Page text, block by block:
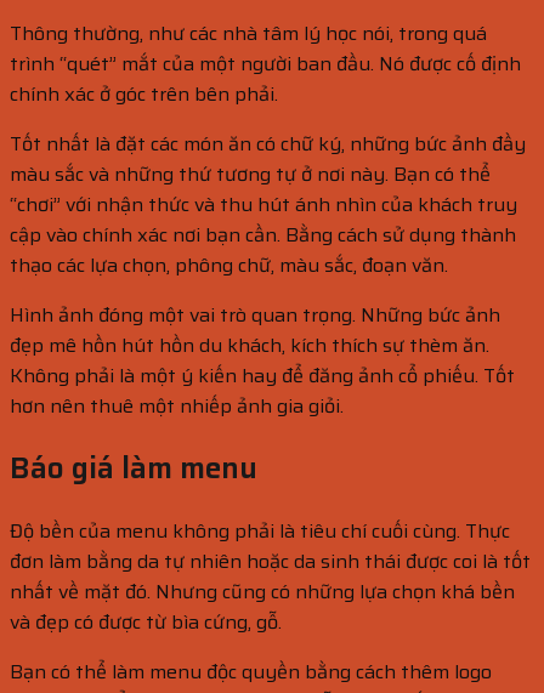
Thông thường, như các nhà tâm lý học nói, trong quá
trình “quét” mắt của một người ban đầu. Nó được cố định
chính xác ở góc trên bên phải.
Tốt nhất là đặt các món ăn có chữ ký, những bức ảnh đầy
màu sắc và những thứ tương tự ở nơi này. Bạn có thể
“chơi” với nhận thức và thu hút ánh nhìn của khách truy
cập vào chính xác nơi bạn cần. Bằng cách sử dụng thành
thạo các lựa chọn, phông chữ, màu sắc, đoạn văn.
Hình ảnh đóng một vai trò quan trọng. Những bức ảnh
đẹp mê hồn hút hồn du khách, kích thích sự thèm ăn.
Không phải là một ý kiến ​​hay để đăng ảnh cổ phiếu. Tốt
hơn nên thuê một nhiếp ảnh gia giỏi.
Báo giá làm menu
Độ bền của menu không phải là tiêu chí cuối cùng. Thực
đơn làm bằng da tự nhiên hoặc da sinh thái được coi là tốt
nhất về mặt đó. Nhưng cũng có những lựa chọn khá bền
và đẹp có được từ bìa cứng, gỗ.
Bạn có thể làm menu độc quyền bằng cách thêm logo